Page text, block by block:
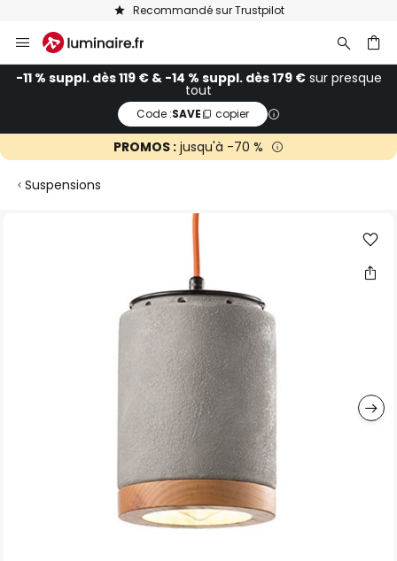
Recommandé sur Trustpilot
Allez
au
contenu
-11 % suppl. dès 119 € & -14 % suppl. dès 179 €sur presque
tout
Code :SAVE copier
PROMOS : jusqu'à -70 %
Suspensions